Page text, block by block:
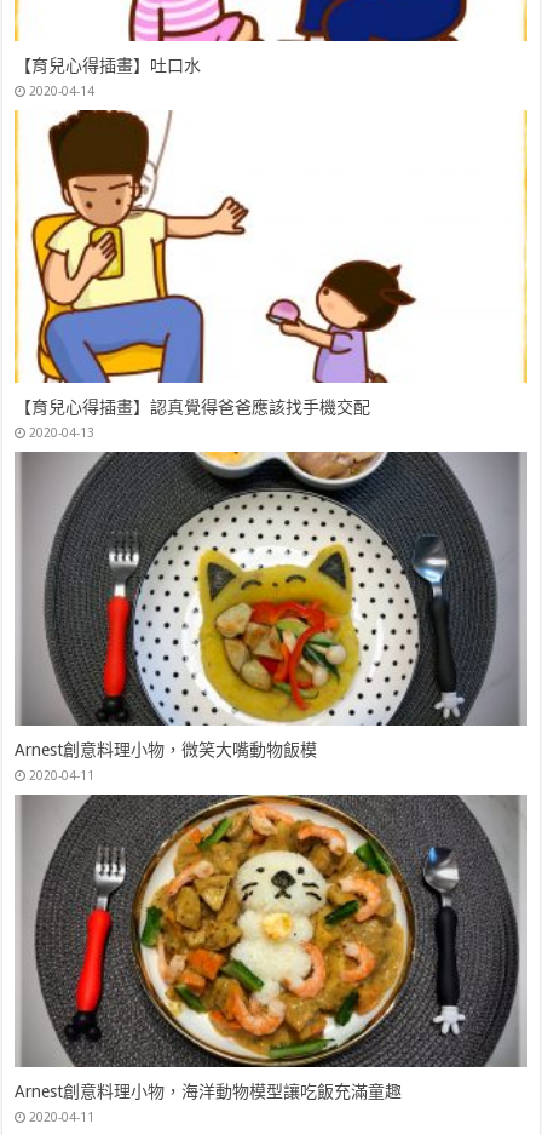
【育兒心得插畫】吐口水
2020-04-14
【育兒心得插畫】認真覺得爸爸應該找手機交配
2020-04-13
Arnest創意料理小物，微笑大嘴動物飯模
2020-04-11
Arnest創意料理小物，海洋動物模型讓吃飯充滿童趣
2020-04-11